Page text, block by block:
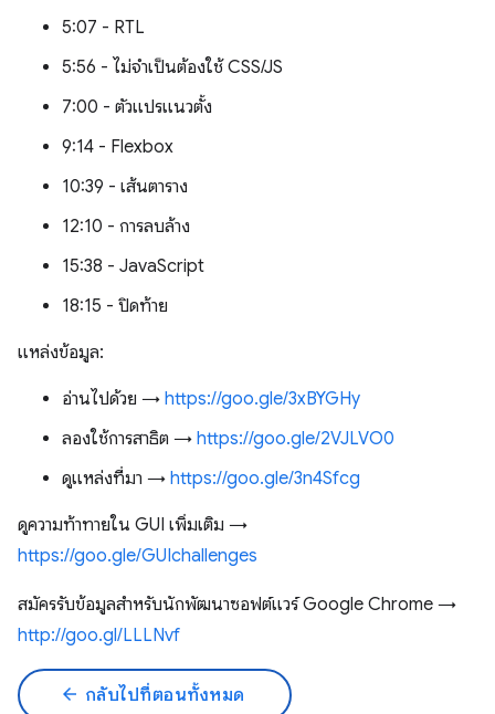
5:07 - RTL
5:56 - ไม่จำเป็นต้องใช้ CSS/JS
7:00 - ตัวแปรแนวตั้ง
9:14 - Flexbox
10:39 - เส้นตาราง
12:10 - การลบล้าง
15:38 - JavaScript
18:15 - ปิดท้าย
แหล่งข้อมูล:
อ่านไปด้วย → https://goo.gle/3xBYGHy
ลองใช้การสาธิต → https://goo.gle/2VJLVO0
ดูแหล่งที่มา → https://goo.gle/3n4Sfcg
ดูความท้าทายใน GUI เพิ่มเติม →
https://goo.gle/GUIchallenges
สมัครรับข้อมูลสำหรับนักพัฒนาซอฟต์แวร์ Google Chrome →
http://goo.gl/LLLNvf
arrow_back กลับไปที่ตอนทั้งหมด